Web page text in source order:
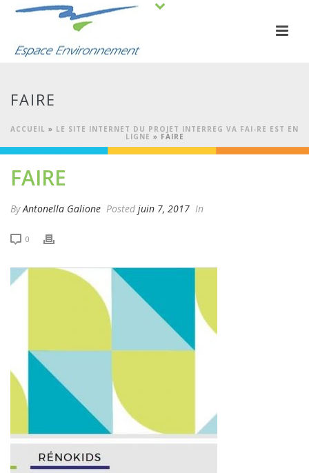
FAIRE
ACCUEIL » LE SITE INTERNET DU PROJET INTERREG VA FAI-RE EST EN
LIGNE » FAIRE
FAIRE
ByAntonella Galione Posted juin 7, 2017 In
0